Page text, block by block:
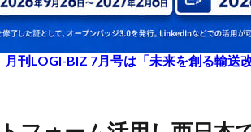
月刊LOGI-BIZ 7月号は「未来を創る輸送